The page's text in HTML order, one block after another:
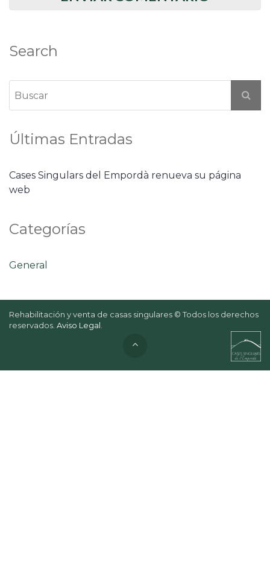
Search
Últimas Entradas
Cases Singulars del Empordà renueva su página
web
Categorías
General
Rehabilitación y venta de casas singulares © Todos los derechos
reservados. Aviso Legal